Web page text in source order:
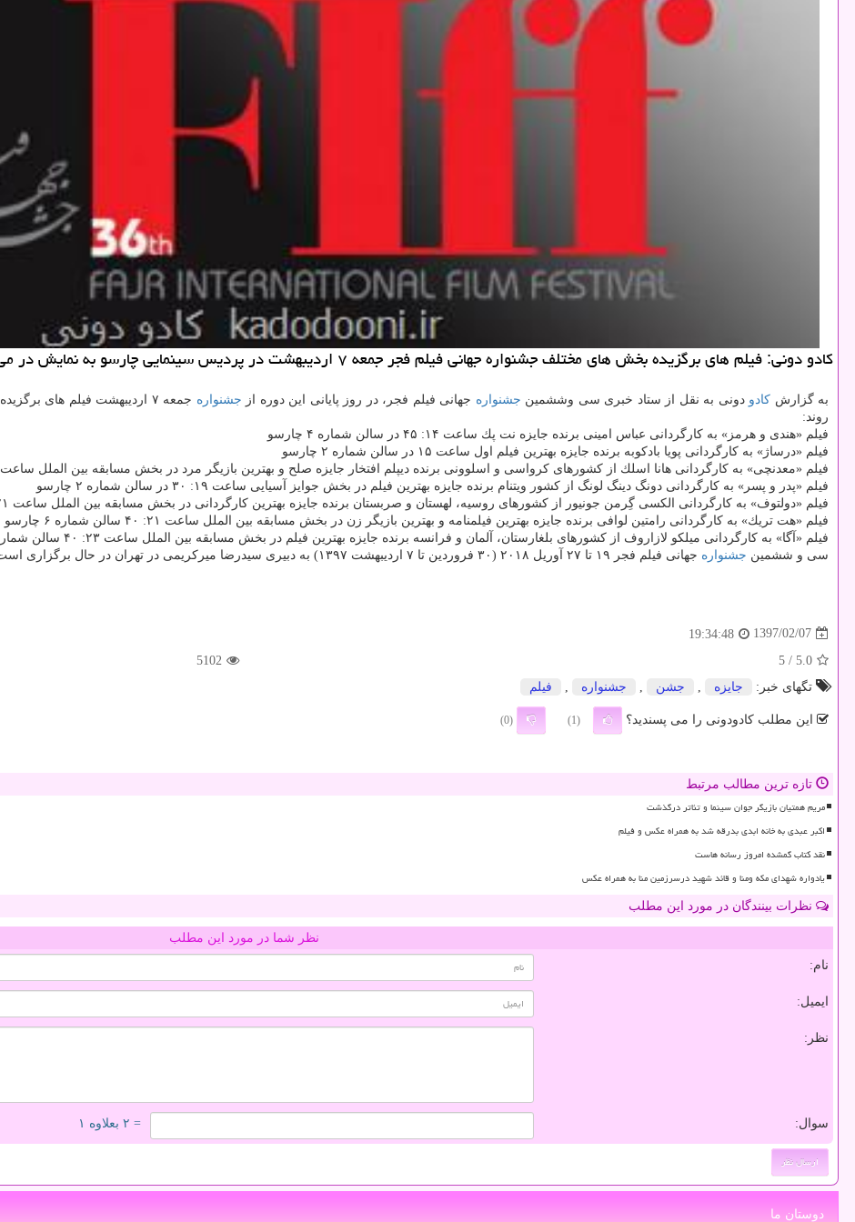
كادو دونی: فیلم های برگزیده بخش های مختلف جشنواره جهانی فیلم فجر جمعه ۷ اردیبهشت در پردیس سینمایی چارسو به نمایش در می آید.
به گزارش كادو دونی به نقل از ستاد خبری سی وششمین جشنواره جهانی فیلم فجر، در روز پایانی این دوره از جشنواره جمعه ۷ اردیبهشت فیلم های برگزیده
روند:
فیلم «هندی و هرمز» به كارگردانی عباس امینی برنده جایزه نت پك ساعت ۱۴: ۴۵ در سالن شماره ۴ چارسو
فیلم «درساژ» به كارگردانی پویا بادكوبه برنده جایزه بهترین فیلم اول ساعت ۱۵ در سالن شماره ۲ چارسو
فیلم «معدنچی» به كارگردانی هانا اسلك از كشورهای كرواسی و اسلوونی برنده دیپلم افتخار جایزه صلح و بهترین بازیگر مرد در بخش مسابقه بین الملل ساعت ۱۹: ۱۵ سالن شماره ۶ چارسو
فیلم «پدر و پسر» به كارگردانی دونگ دینگ لونگ از كشور ویتنام برنده جایزه بهترین فیلم در بخش جوایز آسیایی ساعت ۱۹: ۳۰ در سالن شماره ۲ چارسو
فیلم «دولتوف» به كارگردانی الكسی گِرمن جونیور از كشورهای روسیه، لهستان و صربستان برنده جایزه بهترین كارگردانی در بخش مسابقه بین الملل ساعت ۲۱: ۳۰ در سالن شماره ۱ چارسو
فیلم «هت تریك» به كارگردانی رامتین لوافی برنده جایزه بهترین فیلمنامه و بهترین بازیگر زن در بخش مسابقه بین الملل ساعت ۲۱: ۴۰ سالن شماره ۶ چارسو
فیلم «آگا» به كارگردانی میلكو لازاروف از كشورهای بلغارستان، آلمان و فرانسه برنده جایزه بهترین فیلم در بخش مسابقه بین الملل ساعت ۲۳: ۴۰ سالن شماره ۱ چارسو
سی و ششمین جشنواره جهانی فیلم فجر ۱۹ تا ۲۷ آوریل ۲۰۱۸ (۳۰ فروردین تا ۷ اردیبهشت ۱۳۹۷) به دبیری سیدرضا میركریمی در تهران در حال برگزاری است.
1397/02/07
19:34:48
5.0
/ 5
5102
تگهای خبر:
جایزه جشن جشنواره فیلم
این مطلب کادودونی را می پسندید؟ (1)
(0)
تازه ترین مطالب مرتبط
مریم همتیان بازیگر جوان سینما و تئاتر درگذشت
اکبر عبدی به خانه ابدی بدرقه شد به همراه عکس و فیلم
نقد کتاب گمشده امروز رسانه هاست
یادواره شهدای مکه ومنا و قائد شهید درسرزمین منا به همراه عکس
نظرات بینندگان در مورد این مطلب
نظر شما در مورد این مطلب
نام:
ایمیل:
نظر:
سوال: = ۲ بعلاوه ۱
دوستان ما